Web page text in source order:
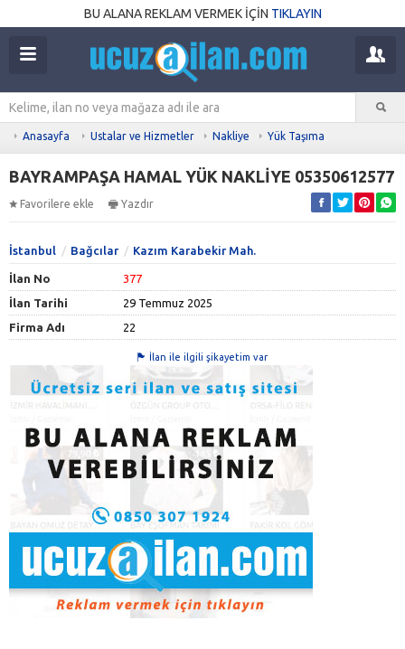
BU ALANA REKLAM VERMEK İÇİN TIKLAYIN
Anasayfa Ustalar ve Hizmetler Nakliye Yük Taşıma
BAYRAMPAŞA HAMAL YÜK NAKLİYE 05350612577
Favorilere ekle Yazdır
İstanbul Bağcılar Kazım Karabekir Mah.
İlan No
377
İlan Tarihi
29 Temmuz 2025
Firma Adı
22
İlan ile ilgili şikayetim var